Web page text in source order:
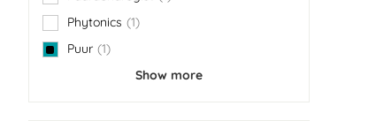
Phytonics
1
item
Puur 1
item
Show more